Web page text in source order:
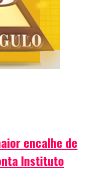
encalhe de
Instituto